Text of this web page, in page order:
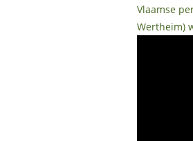
Vlaamse
Wertheim)